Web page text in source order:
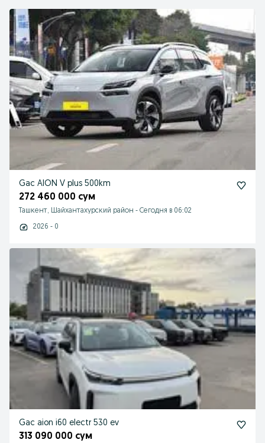
Gac AION V plus 500km
272 460 000 сум
Ташкент, Шайхантахурский район - Сегодня в 06:02
2026 - 0
Gac aion i60 electr 530 ev
313 090 000 сум